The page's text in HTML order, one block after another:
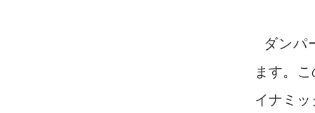
ダンパ
ます。
イナミ